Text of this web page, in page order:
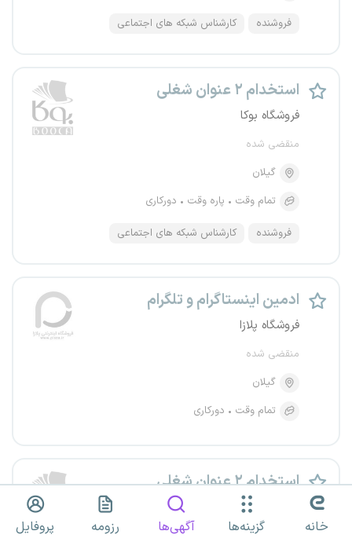
فروشنده کارشناس شبکه های اجتماعی
استخدام ۲ عنوان شغلی
فروشگاه بوکا
منقضی شده
گیلان
تمام وقت
پاره وقت دورکاری
فروشنده کارشناس شبکه های اجتماعی
ادمین اینستاگرام و تلگرام
فروشگاه پلازا
منقضی شده
گیلان
تمام وقت
دورکاری
استخدام ۲ عنوان شغلی
فروشگاه بوکا
منقضی شده خانه گزینه‌ها آگهی‌ها رزومه پروفایل